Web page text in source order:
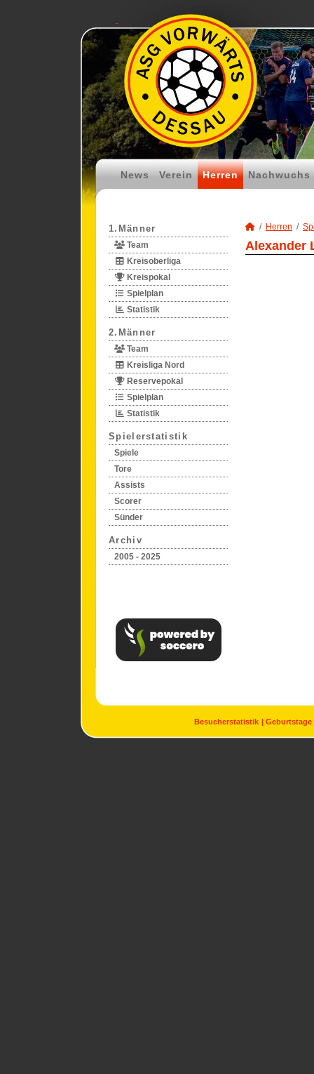
News Verein Herren Nachwuchs
1.Männer
Team
Kreisoberliga
Kreispokal
Spielplan
Statistik
2.Männer
Team
Kreisliga Nord
Reservepokal
Spielplan
Statistik
Spielerstatistik
Spiele
Tore
Assists
Scorer
Sünder
Archiv
2005 - 2025
Herren
Alexander
Besucherstatistik Geburtstage